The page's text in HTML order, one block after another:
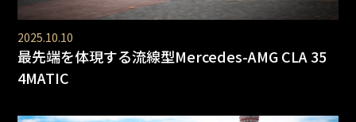
2025.10.10
最先端を体現する流線型Mercedes-AMG CLA 35
4MATIC